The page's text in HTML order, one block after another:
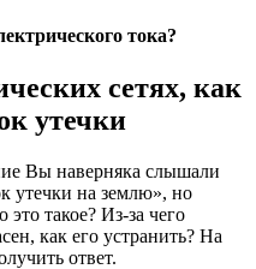
тока?
сетях, как
утечки
Вы наверняка слышали
утечки на землю», но
такое? Из-за чего
как его устранить? На
ответ.